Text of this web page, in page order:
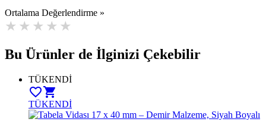
Ortalama Değerlendirme »
Bu Ürünler de İlginizi Çekebilir
TÜKENDİ
favorite_bordershopping_cart
TÜKENDİ